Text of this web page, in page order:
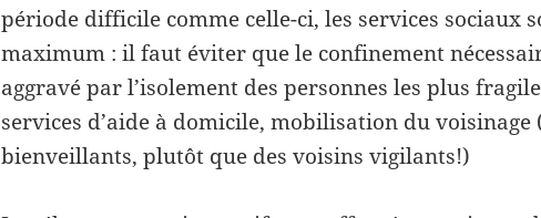
période difficile comme celle-ci, les services sociaux
maximum : il faut éviter que le confinement
aggravé par l’isolement des personnes les plus
services d’aide à domicile, mobilisation du voisinage
bienveillants, plutôt que des voisins vigilants!)